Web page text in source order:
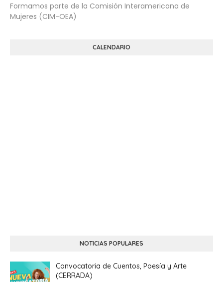
Formamos parte de la Comisión Interamericana de
Mujeres (CIM-OEA)
CALENDARIO
NOTICIAS POPULARES
Convocatoria de Cuentos, Poesía y Arte
(CERRADA)